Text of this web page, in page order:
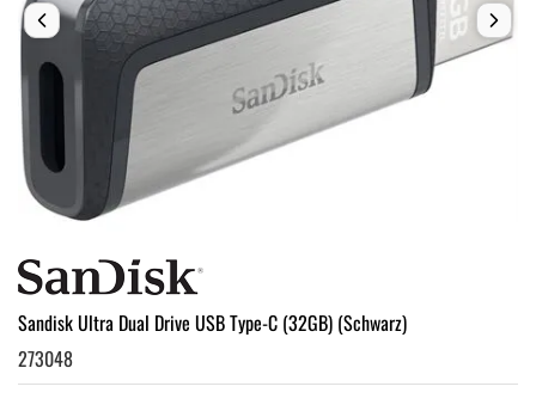
Sandisk Ultra Dual Drive USB Type-C (32GB) (Schwarz)
273048